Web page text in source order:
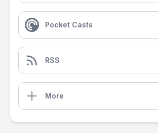
Pocket Casts
RSS
More